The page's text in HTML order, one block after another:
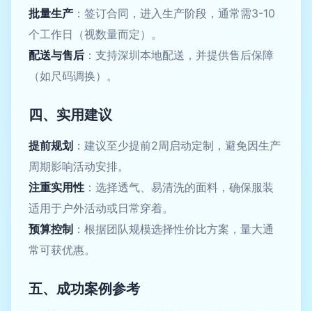
批量生产 ：签订合同，进入生产阶段，通常需3-10
个工作日（视数量而定）。
配送与售后 ：支持深圳本地配送，并提供售后保障
（如尺码调换）。
四、实用建议
提前规划 ：建议至少提前2周启动定制，避免因生产
周期影响活动安排。
注重实用性 ：选择透气、易清洗的面料，确保服装
适用于户外活动或日常穿着。
预算控制 ：根据团队规模选择性价比方案，量大通
常可获优惠。
五、成功案例参考